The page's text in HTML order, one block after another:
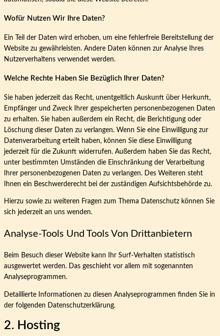
Wofür Nutzen Wir Ihre Daten?
Ein Teil der Daten wird erhoben, um eine fehlerfreie Bereitstellung der
Website zu gewährleisten. Andere Daten können zur Analyse Ihres
Nutzerverhaltens verwendet werden.
Welche Rechte Haben Sie Bezüglich Ihrer Daten?
Sie haben jederzeit das Recht, unentgeltlich Auskunft über Herkunft,
Empfänger und Zweck Ihrer gespeicherten personenbezogenen Daten
zu erhalten. Sie haben außerdem ein Recht, die Berichtigung oder
Löschung dieser Daten zu verlangen. Wenn Sie eine Einwilligung zur
Datenverarbeitung erteilt haben, können Sie diese Einwilligung
jederzeit für die Zukunft widerrufen. Außerdem haben Sie das Recht,
unter bestimmten Umständen die Einschränkung der Verarbeitung
Ihrer personenbezogenen Daten zu verlangen. Des Weiteren steht
Ihnen ein Beschwerderecht bei der zuständigen Aufsichtsbehörde zu.
Hierzu sowie zu weiteren Fragen zum Thema Datenschutz können Sie
sich jederzeit an uns wenden.
Analyse-Tools Und Tools Von Dritt­anbietern
Beim Besuch dieser Website kann Ihr Surf-Verhalten statistisch
ausgewertet werden. Das geschieht vor allem mit sogenannten
Analyseprogrammen.
Detaillierte Informationen zu diesen Analyseprogrammen finden Sie in
der folgenden Datenschutzerklärung.
2. Hosting